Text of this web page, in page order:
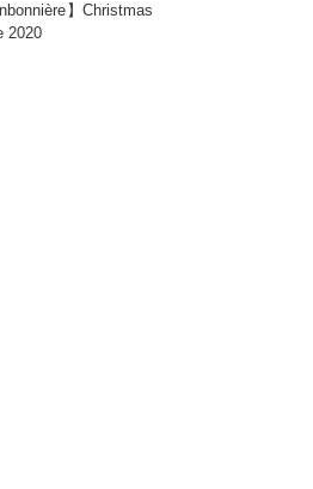
】Christmas
2020